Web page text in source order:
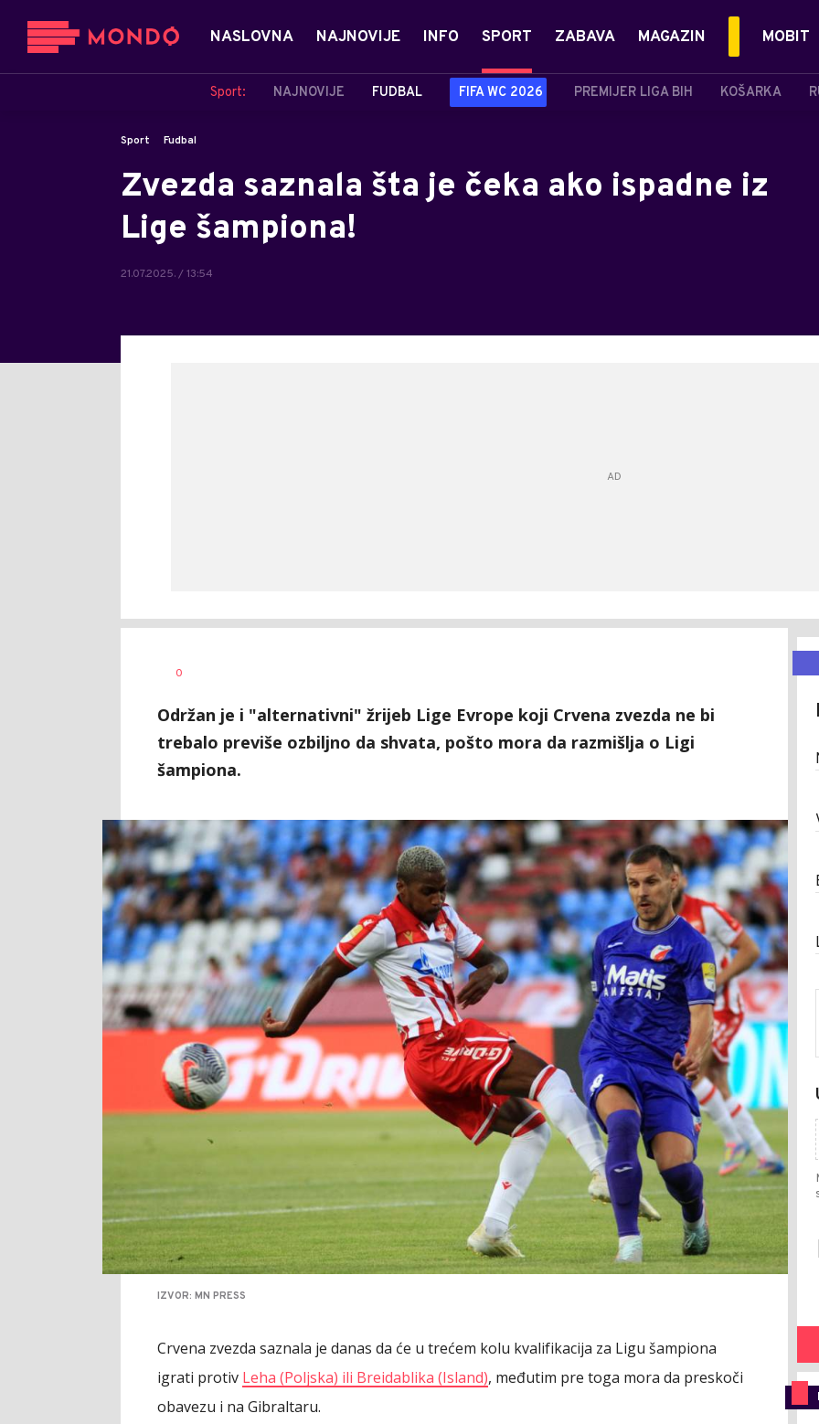
NASLOVNA NAJNOVIJE INFO SPORT
Sport: NAJNOVIJE FUDBAL FIFA WC 2026 PREMIJER LIGA BIH KOŠARKA
ZABAVA MAGAZIN MOBIT
Sport Fudbal
Zvezda saznala šta je čeka ako ispadne iz
Lige šampiona!
21.07.2025. / 13:54
AUTOR
0
Održan je i "alternativni" žrijeb Lige Evrope koji Crvena zvezda ne bi
trebalo previše ozbiljno da shvata, pošto mora da razmišlja o Ligi
šampiona.
IZVOR: MN PRESS
Crvena zvezda saznala je danas da će u trećem kolu kvalifikacija za Ligu šampiona
igrati protiv Leha (Poljska) ili Breidablika (Island), međutim pre toga mora da preskoči
obavezu i na Gibraltaru.